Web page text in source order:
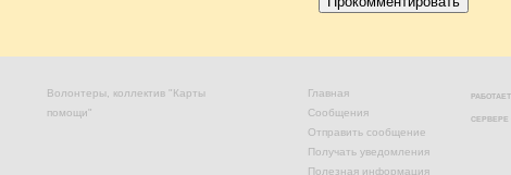
Волонтеры, коллектив "Карты
помощи"
Главная
Сообщения
Отправить сообщение
Получать уведомления
Полезная информация
СЕРВЕРЕ